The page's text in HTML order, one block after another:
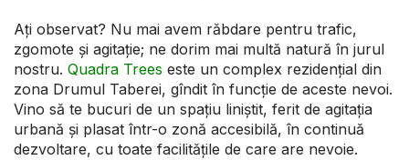
Aţi observat? Nu mai avem răbdare pentru trafic,
zgomote şi agitaţie; ne dorim mai multă natură în jurul
nostru. Quadra Trees este un complex rezidenţial din
zona Drumul Taberei, gîndit în funcţie de aceste nevoi.
Vino să te bucuri de un spaţiu liniştit, ferit de agitaţia
urbană şi plasat într-o zonă accesibilă, în continuă
dezvoltare, cu toate facilitățile de care are nevoie.